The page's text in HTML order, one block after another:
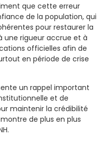
que cette erreur
de la population, qui
pour restaurer la
une rigueur accrue et à
officielles afin de
en période de crise
un rappel important
et de
maintenir la crédibilité
de plus en plus